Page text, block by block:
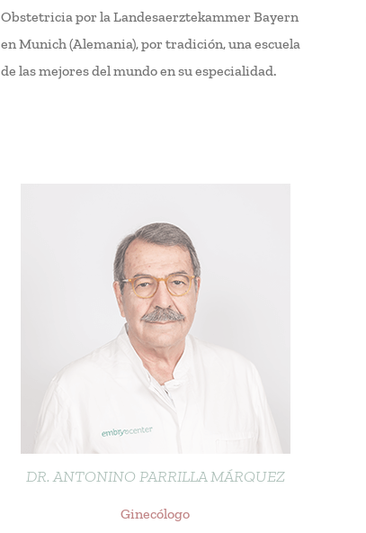
Obstetricia por la Landesaerztekammer Bayern
en Munich (Alemania), por tradición, una escuela
de las mejores del mundo en su especialidad.
DR. ANTONINO PARRILLA MÁRQUEZ
Ginecólogo